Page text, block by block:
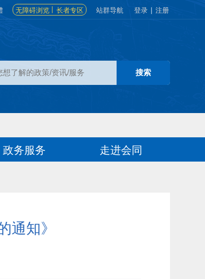
无障碍浏览 长者专区 站群导航 登录 | 注册
政务服务 走进会同
知》